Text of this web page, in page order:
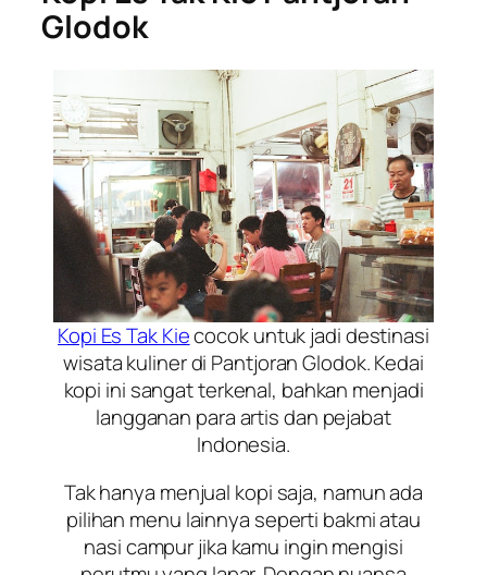
Glodok
Kopi Es Tak Kiecocok untuk jadi destinasi
wisata kuliner di Pantjoran Glodok. Kedai
kopi ini sangat terkenal, bahkan menjadi
langganan para artis dan pejabat
Indonesia.
Tak hanya menjual kopi saja, namun ada
pilihan menu lainnya seperti bakmi atau
nasi campur jika kamu ingin mengisi